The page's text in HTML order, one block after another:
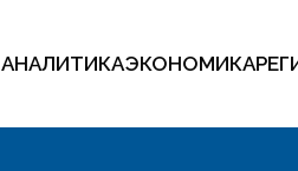
АНАЛИТИКАЭКОНОМИКА